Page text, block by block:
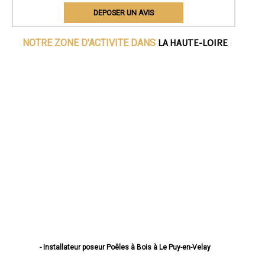
DEPOSER UN AVIS
NOTRE ZONE D'ACTIVITE DANS LA HAUTE-LOIRE
- Installateur poseur Poêles à Bois à Le Puy-en-Velay